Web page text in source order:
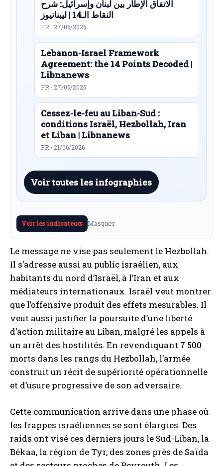
الاتفاق الإطار بين لبنان وإسرائيل: شرح
النقاط الـ14 | ليبنانيوز
FR · 27/06/2026
Lebanon-Israel Framework
Agreement: the 14 Points Decoded |
Libnanews
FR · 27/06/2026
Cessez-le-feu au Liban-Sud :
conditions Israël, Hezbollah, Iran
et Liban | Libnanews
FR · 21/06/2026
Voir toutes les infographies
Voir les indicateurs Masquer
Le message ne vise pas seulement le Hezbollah.
Il s’adresse aussi au public israélien, aux
habitants du nord d’Israël, à l’Iran et aux
médiateurs internationaux. Israël veut montrer
que l’offensive produit des effets mesurables. Il
veut aussi justifier la poursuite d’une liberté
d’action militaire au Liban, malgré les appels à
un arrêt des hostilités. En revendiquant 7 500
morts dans les rangs du Hezbollah, l’armée
construit un récit de supériorité opérationnelle
et d’usure progressive de son adversaire.
Cette communication arrive dans une phase où
les frappes israéliennes se sont élargies. Des
raids ont visé ces derniers jours le Sud-Liban, la
Békaa, la région de Tyr, des zones près de Saïda